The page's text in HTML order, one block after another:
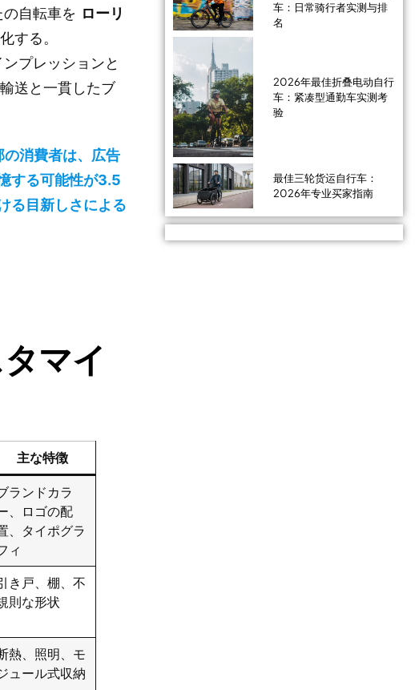
自転車を ローリ
する。
プレッションと
送と一貫したブ
消費者は、広告
する可能性が3.5
る目新しさによる
マイ
主な特徴
ランドカラ
、ロゴの配
、タイポグラ
ィ
き戸、棚、不
則な形状
熱、照明、モ
ュール式収納
车：日常骑行者实测与排
名
2026年最佳折叠电动自行
车：紧凑型通勤车实测考
验
最佳三轮货运自行车：
2026年专业买家指南